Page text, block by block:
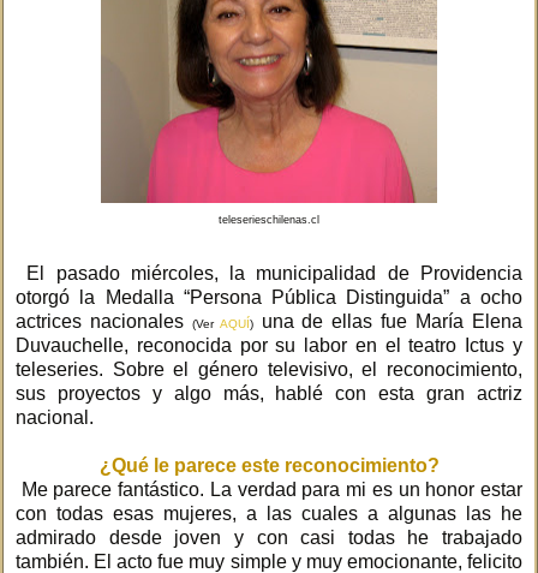
teleserieschilenas.cl
El pasado miércoles, la municipalidad de Providencia
otorgó la Medalla “Persona Pública Distinguida” a ocho
actrices nacionales
(Ver AQUÍ)una de ellas fue María Elena
Duvauchelle, reconocida por su labor en el teatro Ictus y
teleseries. Sobre el género televisivo, el reconocimiento,
sus proyectos y algo más, hablé con esta gran actriz
nacional.
¿Qué le parece este reconocimiento?
Me parece fantástico. La verdad para mi es un honor estar
con todas esas mujeres, a las cuales a algunas las he
admirado desde joven y con casi todas he trabajado
también. El acto fue muy simple y muy emocionante, felicito